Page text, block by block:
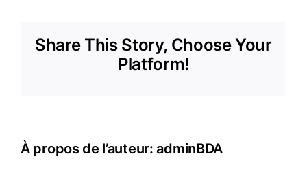
Share This Story, Choose Your
Platform!
À propos de l’auteur:adminBDA